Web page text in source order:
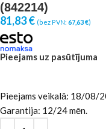
(842214)
81,83€ (bez PVN: 67,63€)
Pieejams uz pasūtījuma
Pieejams veikalā: 18/08/
Garantija: 12/24 mēn.